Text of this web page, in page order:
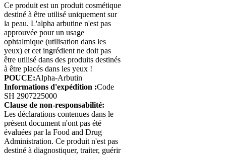
Ce produit est un produit cosmétique
destiné à être utilisé uniquement sur
la peau. L'alpha arbutine n'est pas
approuvée pour un usage
ophtalmique (utilisation dans les
yeux) et cet ingrédient ne doit pas
être utilisé dans des produits destinés
à être placés dans les yeux !
POUCE:Alpha-Arbutin
Informations d'expédition :Code
SH 2907225000
Clause de non-responsabilité:
Les déclarations contenues dans le
présent document n'ont pas été
évaluées par la Food and Drug
Administration. Ce produit n'est pas
destiné à diagnostiquer, traiter, guérir